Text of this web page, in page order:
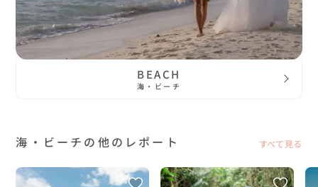
BEACH
海・ビーチ
海・ビーチの他のレポート すべて見る